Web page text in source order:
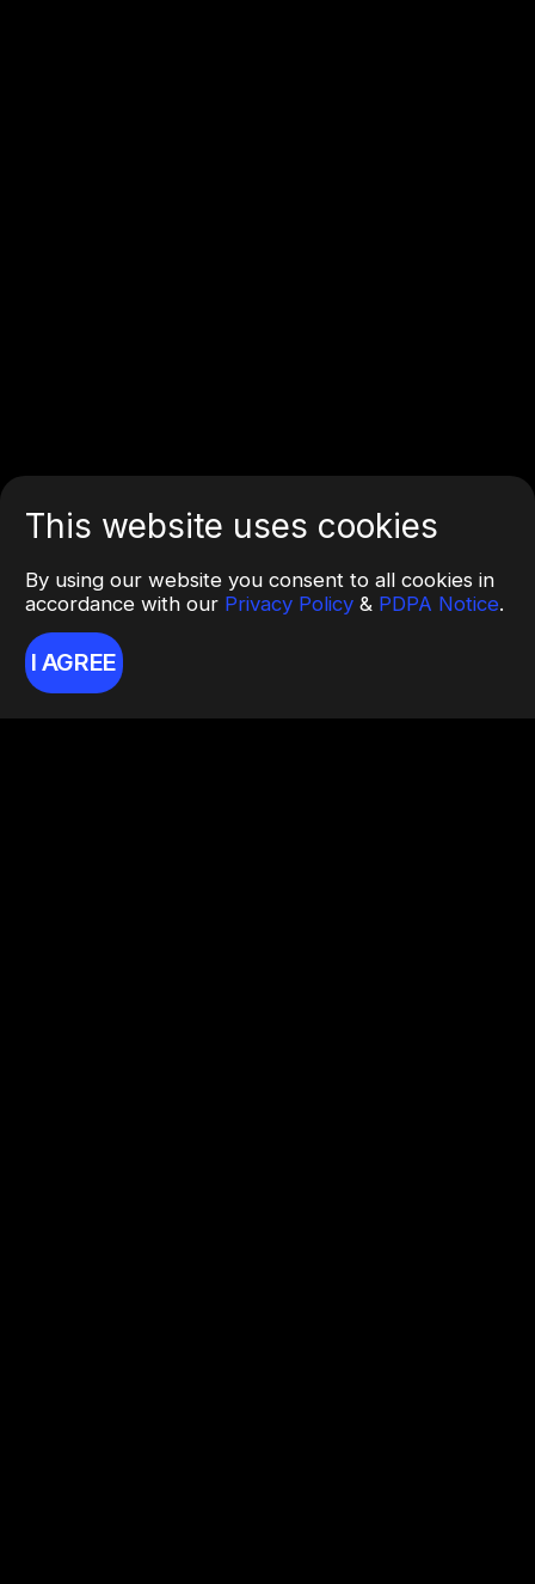
This website uses cookies
By using our website you consent to all cookies in
accordance with our Privacy Policy & PDPA Notice.
I AGREE